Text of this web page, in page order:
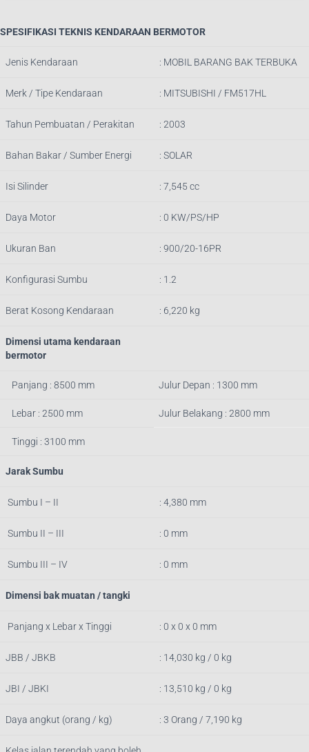
SPESIFIKASI TEKNIS KENDARAAN BERMOTOR
Jenis Kendaraan : MOBIL BARANG BAK TERBUKA
Merk / Tipe Kendaraan : MITSUBISHI / FM517HL
Tahun Pembuatan / Perakitan : 2003
Bahan Bakar / Sumber Energi : SOLAR
Isi Silinder : 7,545 cc
Daya Motor : 0 KW/PS/HP
Ukuran Ban : 900/20-16PR
Konfigurasi Sumbu : 1.2
Berat Kosong Kendaraan : 6,220 kg
Dimensi utama kendaraan
bermotor
Panjang : 8500 mm Julur Depan : 1300 mm
Lebar : 2500 mm Julur Belakang : 2800 mm
Tinggi : 3100 mm
Jarak Sumbu
Sumbu I – II : 4,380 mm
Sumbu II – III : 0 mm
Sumbu III – IV : 0 mm
Dimensi bak muatan / tangki
Panjang x Lebar x Tinggi : 0 x 0 x 0 mm
JBB / JBKB : 14,030 kg / 0 kg
JBI / JBKI : 13,510 kg / 0 kg
Daya angkut (orang / kg) : 3 Orang / 7,190 kg